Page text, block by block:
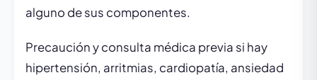
alguno de sus componentes.
Precaución y consulta médica previa si hay
hipertensión, arritmias, cardiopatía, ansiedad